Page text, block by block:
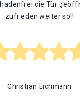
die Tür
zufrieden weiter so!!
Christian Eichmann